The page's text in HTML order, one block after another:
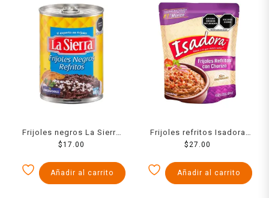
Frijoles negros La Sierra
refritos en lata 440 g
$17.00
Añadir al carrito
Frijoles refritos Isadora
con chorizo en bolsa 430
$27.00
Añadir al carrito